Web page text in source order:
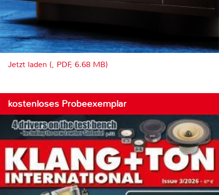
Jetzt laden (, PDF, 6.68 MB)
kostenloses Probeexemplar